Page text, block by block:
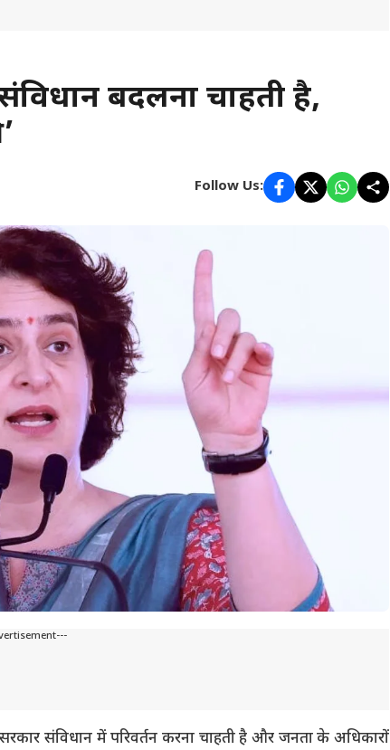
संविधान बदलना चाहती है,
Follow Us:
सरकार संविधान में परिवर्तन करना चाहती है और जनता के अधिकारों